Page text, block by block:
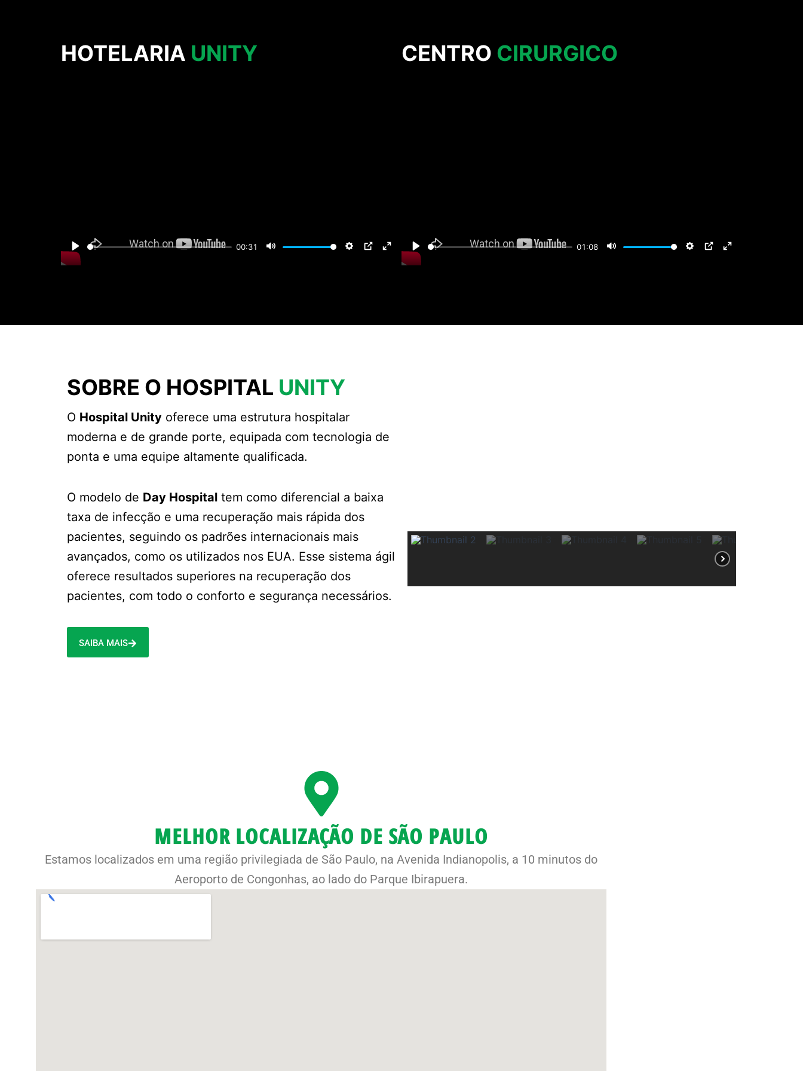
HOTELARIA UNITY
Play 00:31 Mute Settings
PIP
Enter
fullscreen
CENTRO CIRURGICO
Play 01:08 Mute Settings
PIP
SOBRE O HOSPITAL UNITY
O Hospital Unity oferece uma estrutura hospitalar
moderna e de grande porte, equipada com tecnologia de
ponta e uma equipe altamente qualificada.
O modelo de Day Hospital tem como diferencial a baixa
taxa de infecção e uma recuperação mais rápida dos
pacientes, seguindo os padrões internacionais mais
avançados, como os utilizados nos EUA. Esse sistema ágil
oferece resultados superiores na recuperação dos
pacientes, com todo o conforto e segurança necessários.
SAIBA MAIS
MELHOR LOCALIZAÇÃO DE SÃO PAULO
Estamos localizados em uma região privilegiada de São Paulo, na Avenida Indianopolis, a 10 minutos do
Aeroporto de Congonhas, ao lado do Parque Ibirapuera.